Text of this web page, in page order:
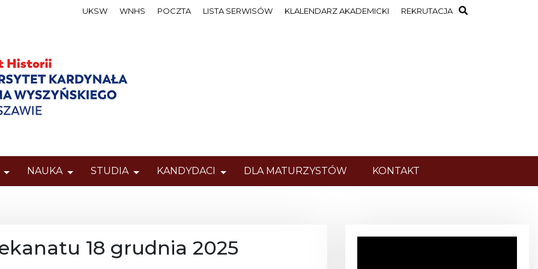
UKSW WNHS POCZTA LISTA SERWISÓW KLALENDARZ AKADEMICKI REKRUTACJA
NAUKA STUDIA KANDYDACI DLA MATURZYSTÓW KONTAKT
18 grudnia 2025